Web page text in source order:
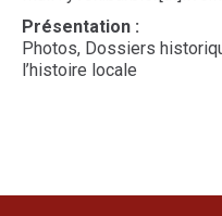
Présentation :
Photos, Dossiers
l’histoire locale